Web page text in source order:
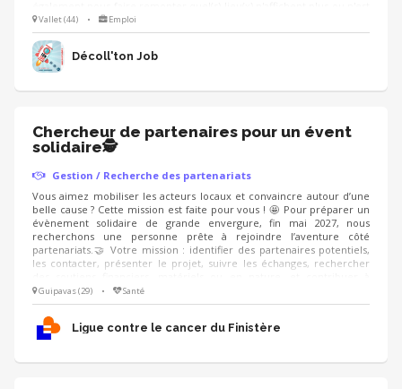
pas à jour dans la diffusion des offres d'emploi.
Vallet (44) • Emploi
Décoll'ton Job
Chercheur de partenaires pour un évent
solidaire🕵
Gestion / Recherche des partenariats
Vous aimez mobiliser les acteurs locaux et convaincre autour d’une
belle cause ? Cette mission est faite pour vous ! 🤩 Pour préparer un
évènement solidaire de grande envergure, fin mai 2027, nous
recherchons une personne prête à rejoindre l’aventure côté
partenariats.🤝 Votre mission : identifier des partenaires potentiels,
les contacter, présenter le projet, suivre les échanges, rechercher
valoriser les partenaires engagés aux côtés de l’événement. On
recherche : un·e ambassadeur·rice convaincant·e, organisé·e, à l’aise
dans le contact, qui sait présenter un projet avec enthousiasme et
créer une relation de confiance.
Guipavas (29) • Santé
Ligue contre le cancer du Finistère